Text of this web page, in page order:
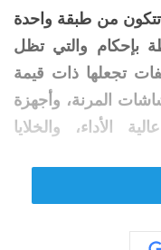
تتكون من طبقة واحدة
بإحكام والتي تظل
تجعلها ذات قيمة
المرنة، وأجهزة
الأداء، والخلايا
بالتعاون مع فرق في
وكذلك فريبورغ في